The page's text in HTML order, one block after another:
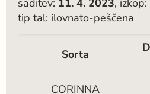
saditev: 11. 4. 2023, izkop:
tip tal: ilovnato-peščena
Sorta
CORINNA